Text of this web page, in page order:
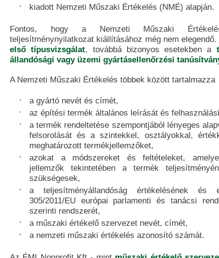
kiadott Nemzeti Műszaki Értékelés (NMÉ) alapján.
Fontos, hogy a Nemzeti Műszaki
teljesítménynyilatkozat kiállításához még nem
első típusvizsgálat, továbbá bizonyos esetekben a
állandósági vagy üzemi gyártásellenőrzési
A Nemzeti Műszaki Értékelés többek között tartalmazza
a gyártó nevét és címét,
az építési termék általános leírását és
a termék rendeltetése szempontjából lényeges
felsorolását és a szintekkel, osztályokkal,
meghatározott termékjellemzőket,
azokat a módszereket és feltételeket,
jellemzők tekintetében a termék
szükségesek,
a teljesítményállandóság értékelésének és
305/2011/EU európai parlamenti és tanácsi
szerinti rendszerét,
a műszaki értékelő szervezet nevét, címét,
a nemzeti műszaki értékelés azonosító számát.